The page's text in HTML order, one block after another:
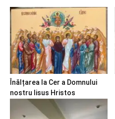
Înălțarea la Cer a Domnului
nostru Iisus Hristos